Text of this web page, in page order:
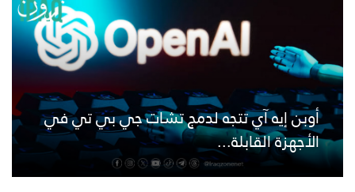
أوبن إيه آي تتجه لدمج تشات جي بي تي في
الأجهزة القابلة...